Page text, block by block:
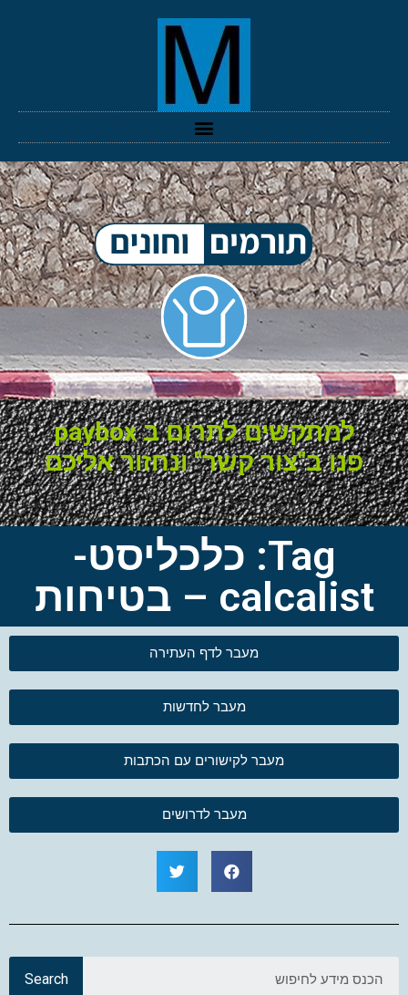
למתקשים לתרום ב paybox
פנו ב"צור קשר" ונחזור אליכם
Tag: כלכליסט-
calcalist – בטיחות
מעבר לדף העתירה
מעבר לחדשות
מעבר לקישורים עם הכתבות
מעבר לדרושים
Search